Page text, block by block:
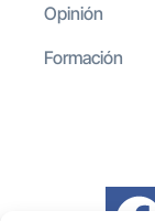
Opinión
Formación